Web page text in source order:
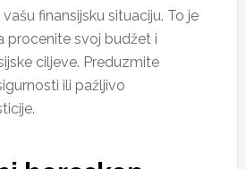
finansijsku situaciju. To je
procenite svoj budžet i
ciljeve. Preduzmite
ili pažljivo